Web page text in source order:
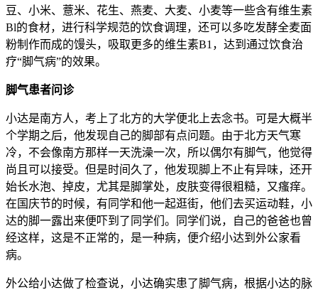
豆、小米、薏米、花生、燕麦、大麦、小麦等一些含有维生素
Bl的食材，进行科学规范的饮食调理，还可以多吃发酵全麦面
粉制作而成的馒头，吸取更多的维生素B1，达到通过饮食治
疗“脚气病”的效果。
脚气患者问诊
小达是南方人，考上了北方的大学便北上去念书。可是大概半
个学期之后，他发现自己的脚部有点问题。由于北方天气寒
冷，不会像南方那样一天洗澡一次，所以偶尔有脚气，他觉得
尚且可以接受。但是时间久了，他发现脚上不止有异味，还开
始长水泡、掉皮，尤其是脚掌处，皮肤变得很粗糙，又瘙痒。
在国庆节的时候，有同学和他一起逛街，他们去买运动鞋，小
达的脚一露出来便吓到了同学们。同学们说，自己的爸爸也曾
经这样，这是不正常的，是一种病，便介绍小达到外公家看
病。
外公给小达做了检查说，小达确实患了脚气病，根据小达的脉